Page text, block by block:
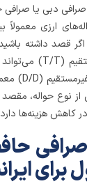
دبی یا صرافی چین
حواله، مقصد و
هزینه‌ها دارد.
حافظ